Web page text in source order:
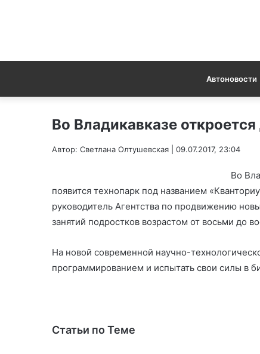
Автоновости
Во Владикавказе
Автор: Светлана Олтушевская | 09.07.2017, 23:04
Во
появится технопарк под названием
руководитель Агентства по продвижению
занятий подростков возрастом от восьми до
На новой современной научно-
программированием и испытать свои силы в
Статьи по Теме